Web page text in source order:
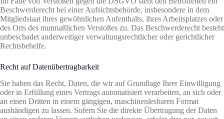
Beschwerderecht bei einer Aufsichtsbehörde, insbesondere in dem
Mitgliedstaat ihres gewöhnlichen Aufenthalts, ihres Arbeitsplatzes oder
des Orts des mutmaßlichen Verstoßes zu. Das Beschwerderecht besteht
unbeschadet anderweitiger verwaltungsrechtlicher oder gerichtlicher
Rechtsbehelfe.
Recht auf Daten­übertrag­barkeit
Sie haben das Recht, Daten, die wir auf Grundlage Ihrer Einwilligung
oder in Erfüllung eines Vertrags automatisiert verarbeiten, an sich oder
an einen Dritten in einem gängigen, maschinenlesbaren Format
aushändigen zu lassen. Sofern Sie die direkte Übertragung der Daten